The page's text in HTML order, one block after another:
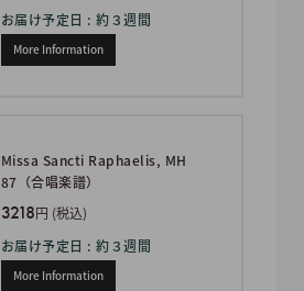
お届け予定日 : 約３週間
More Information
Missa Sancti Raphaelis, MH
87（合唱楽譜）
3218円 (税込)
お届け予定日 : 約３週間
More Information